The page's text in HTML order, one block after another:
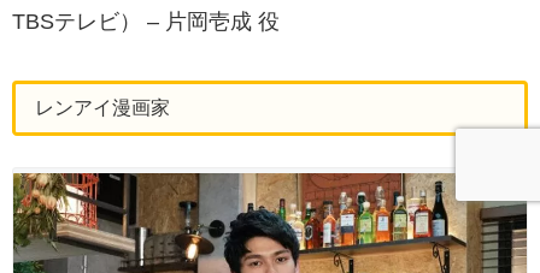
TBSテレビ） – 片岡壱成 役
レンアイ漫画家